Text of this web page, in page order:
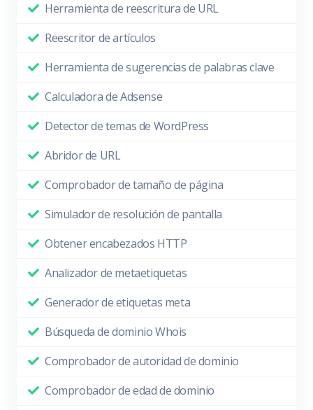
Herramienta de reescritura de URL
Reescritor de artículos
Herramienta de sugerencias de palabras clave
Calculadora de Adsense
Detector de temas de WordPress
Abridor de URL
Comprobador de tamaño de página
Simulador de resolución de pantalla
Obtener encabezados HTTP
Analizador de metaetiquetas
Generador de etiquetas meta
Búsqueda de dominio Whois
Comprobador de autoridad de dominio
Comprobador de edad de dominio